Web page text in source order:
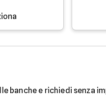
banche e richiedi senza